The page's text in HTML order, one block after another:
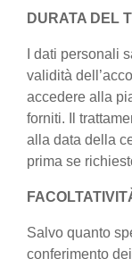
DURATA DEL
I dati personali
validità
accedere alla
forniti. Il
alla data della
prima se
Salvo quanto
conferimento